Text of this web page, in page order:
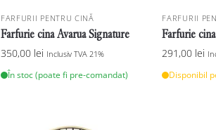
FARFURII PENTRU CINĂ
Farfurie cina Avarua Signature
350,00 lei Inclusiv TVA 21%
În stoc (poate fi pre-comandat)
FARFURII
Farfurie
291,00 lei
Disponibil